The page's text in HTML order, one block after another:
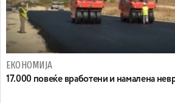
ЕКОНОМИЈА
17.000 повеќе вработени и намалена